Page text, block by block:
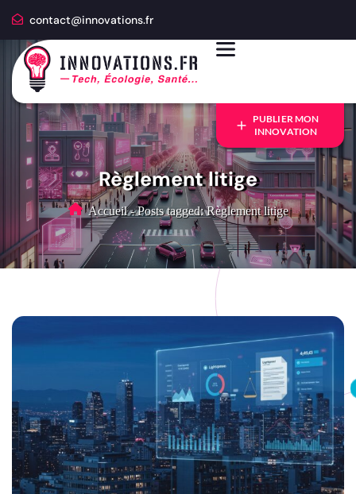
contact@innovations.fr
PUBLIER MON
INNOVATION
Règlement litige
Accueil - Posts tagged: Règlement litige